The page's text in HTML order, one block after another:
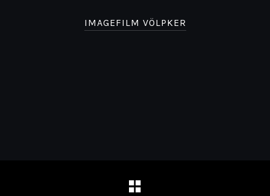
IMAGEFILM VÖLPKER